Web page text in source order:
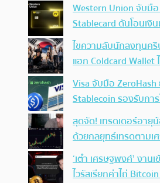
Western Union จับมื
Stablecard ดันโอนเงิ
ไขความลับนักลงทุนคริ
แฮก Coldcard Wallet
Visa จับมือ ZeroHash
Stablecoin รองรับกา
สุดจัด! เทรดเดอร์อายุ
ด้วยกลยุทธ์เทรดตามเ
‘เต๋า เศรษฐพงศ์’ งาน
ไวรัสเรียกค่าไถ่